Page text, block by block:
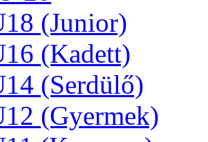
(Junior)
(Kadett)
(Serdülő)
(Gyermek)